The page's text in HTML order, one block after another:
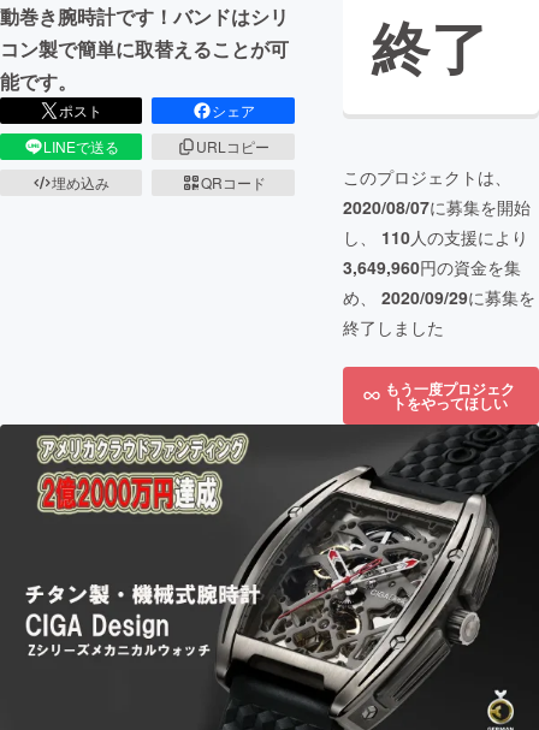
動巻き腕時計です！バンドはシリ
コン製で簡単に取替えることが可
能です。
ポスト
シェア
LINEで送る
URLコピー
埋め込み
QRコード
終了
このプロジェクトは、
2020/08/07に募集を開始
し、 110人の支援により
3,649,960円の資金を集
め、 2020/09/29に募集を
終了しました
もう一度プロジェク
トをやってほしい